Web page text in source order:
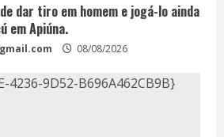
dar tiro em homem e jogá-lo ainda
em Apiúna.
08/08/2026